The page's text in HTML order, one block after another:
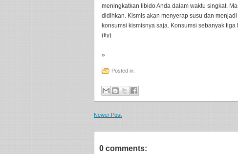
meningkatkan libido Anda dalam waktu singkat.
didihkan. Kismis akan menyerap susu dan
konsumsi kismisnya saja. Konsumsi sebanyak
(tty)
»
Posted in:
Newer Post
0 comments: